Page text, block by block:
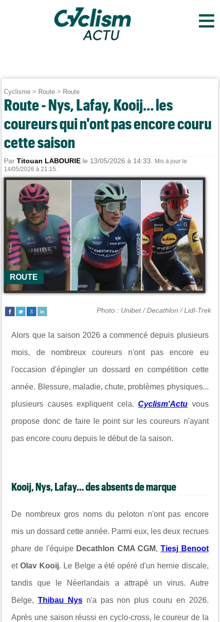
≡
Cyclisme > Route > Route
Route - Nys, Lafay, Kooij… les
coureurs qui n'ont pas encore couru
cette saison
ParTitouan LABOURIE le 13/05/2026 à 14:33.
Mis à jour le
14/05/2026 à 21:15.
ROUTE
Photo : Unibet / Decathlon / Lidl-Trek
Alors que la saison 2026 a commencé depuis plusieurs
mois, de nombreux coureurs n'ont pas encore eu
l'occasion d'épingler un dossard en compétition cette
année. Blessure, maladie, chute, problèmes physiques...
plusieurs causes expliquent cela.Cyclism'Actu vous
propose donc de faire le point sur les coureurs n'ayant
pas encore couru depuis le début de la saison.
Kooij, Nys, Lafay... des absents de marque
De nombreux gros noms du peloton n'ont pas encore
mis un dossard cette année. Parmi eux, les deux recrues
phare de l'équipeDecathlon CMA CGM, Tiesj Benoot
etOlav Kooij. Le Belge a été opéré d'un hernie discale,
tandis que le Néerlandais a attrapé un virus. Autre
Belge,Thibau Nys n'a pas non plus couru en 2026.
Après une saison réussi en cyclo-cross, le coureur de la